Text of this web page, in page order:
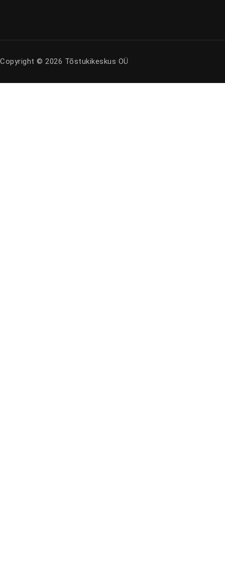
Copyright © 2026 Tõstukikeskus OÜ